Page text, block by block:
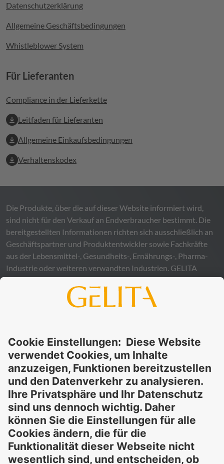
Datenschutzerklärung
Allgemeine Geschäftsbedingungen
Whistleblower System
Für Lieferanten
Compliance in der Lieferkette
Leitfaden für Lieferanten
Allgemeine Einkaufsbedingungen
Verhaltenskodex
Die Produkte, über die auf dieser Website informiert wird,
sind nicht für den Verkauf an Endverbraucher bestimmt. Die
bereitgestellten Informationen richten sich ausschließlich an
Geschäftspartner und Produktentwickler sowie Fachkräfte
aus der Lebensmittel-, Gesundheits-, Ernährungs-, Pharma-
Industrie oder weiteren verwandten Industrien. GELITA
übernimmt keinerlei Gewähr – weder ausdrücklich noch
stillschweigend – für die Richtigkeit, Verlässlichkeit oder
Vollständigkeit der bereitgestellten Informationen und
Informationen ergeben könnte. Die Verwendung der
Informationen erfolgt auf eigenes Risiko und in eigener
Verantwortung.
Diese Erklärung entbindet Sie nicht von der Pflicht, eigene
Eignungsprüfungen und Tests durchzuführen, sowie alle
geltenden gesetzlichen Vorschriften einzuhalten und Rechte
Dritter zu respektieren. Die beschriebenen Produkte und
Konzepte sind nicht für den Einzelverkauf oder den direkten
Endverbrauch bestimmt. Sie sind nicht zur Diagnose,
Behandlung, Heilung oder Vorbeugung von Krankheiten